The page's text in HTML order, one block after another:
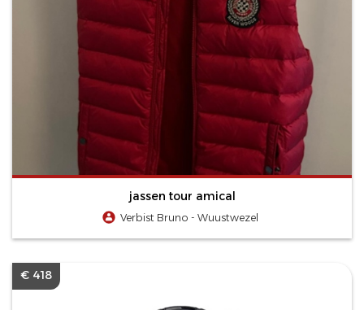
jassen tour amical
Verbist Bruno - Wuustwezel
€ 418